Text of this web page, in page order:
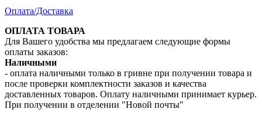
Оплата/Доставка
ОПЛАТА ТОВАРА
Для Вашего удобства мы предлагаем следующие формы
оплаты заказов:
Наличными
- оплата наличными только в гривне при получении товара и
после проверки комплектности заказов и качества
доставленных товаров. Оплату наличными принимает курьер.
При получении в отделении "Новой почты"